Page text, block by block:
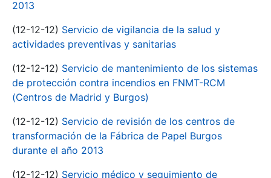
2013
(12-12-12) Servicio de vigilancia de la salud y
actividades preventivas y sanitarias
(12-12-12) Servicio de mantenimiento de los sistemas
de protección contra incendios en FNMT-RCM
(Centros de Madrid y Burgos)
(12-12-12) Servicio de revisión de los centros de
transformación de la Fábrica de Papel Burgos
durante el año 2013
(12-12-12) Servicio médico y seguimiento de